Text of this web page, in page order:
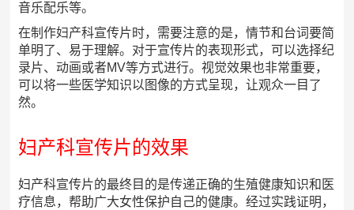
音乐配乐等。
在制作妇产科宣传片时，需要注意的是，情节和台词要简
单明了、易于理解。对于宣传片的表现形式，可以选择纪
录片、动画或者MV等方式进行。视觉效果也非常重要，
可以将一些医学知识以图像的方式呈现，让观众一目了
然。
妇产科宣传片的效果
妇产科宣传片的最终目的是传递正确的生殖健康知识和医
疗信息，帮助广大女性保护自己的健康。经过实践证明，